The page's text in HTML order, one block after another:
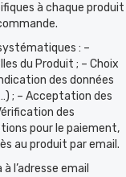
à chaque produit
: –
du Produit ; – Choix
des données
; – Acceptation des
des
pour le paiement,
au produit par email.
l’adresse email